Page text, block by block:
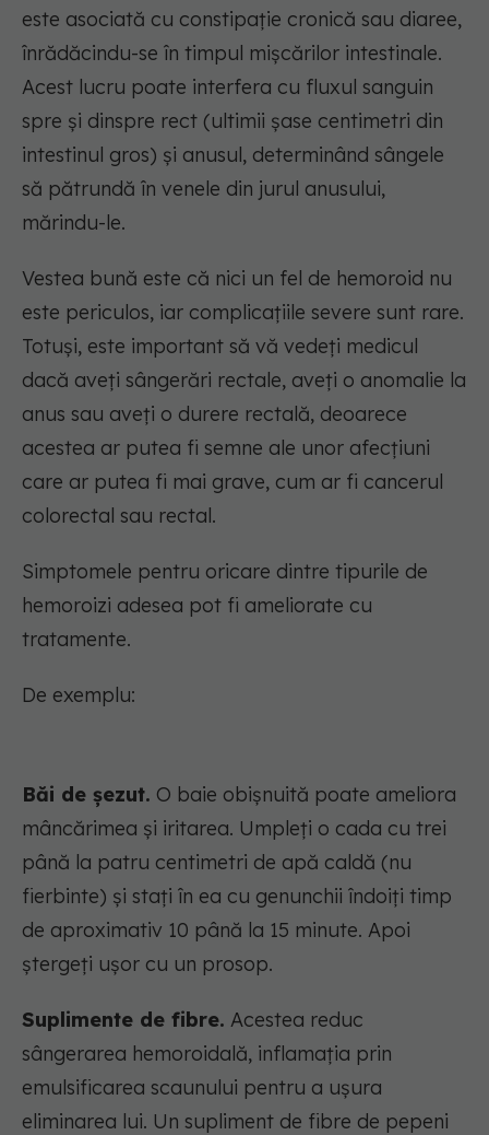
este asociată cu constipație cronică sau diaree,
înrădăcindu-se în timpul mișcărilor intestinale.
Acest lucru poate interfera cu fluxul sanguin
spre și dinspre rect (ultimii șase centimetri din
intestinul gros) și anusul, determinând sângele
să pătrundă în venele din jurul anusului,
mărindu-le.
Vestea bună este că nici un fel de hemoroid nu
este periculos, iar complicațiile severe sunt rare.
Totuși, este important să vă vedeți medicul
dacă aveți sângerări rectale, aveți o anomalie la
anus sau aveți o durere rectală, deoarece
acestea ar putea fi semne ale unor afecțiuni
care ar putea fi mai grave, cum ar fi cancerul
colorectal sau rectal.
Simptomele pentru oricare dintre tipurile de
hemoroizi adesea pot fi ameliorate cu
tratamente.
De exemplu:
Băi de șezut. O baie obișnuită poate ameliora
mâncărimea și iritarea. Umpleți o cada cu trei
până la patru centimetri de apă caldă (nu
fierbinte) și stați în ea cu genunchii îndoiți timp
de aproximativ 10 până la 15 minute. Apoi
ștergeți ușor cu un prosop.
Suplimente de fibre. Acestea reduc
sângerarea hemoroidală, inflamația prin
emulsificarea scaunului pentru a ușura
eliminarea lui. Un supliment de fibre de pepeni